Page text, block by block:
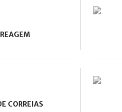
CORREIAS